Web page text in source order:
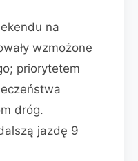
na
wzmożone
priorytetem
dróg.
jazdę 9